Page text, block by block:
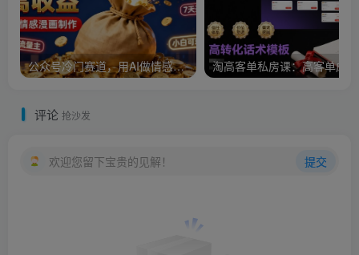
公众号冷门赛道，用AI做情感漫画，7天开通流量主，操作简单，小白可玩
评论 抢沙发
欢迎您留下宝贵的见解！ 提交